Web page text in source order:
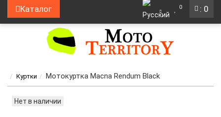
: 0
Каталог 0
Куртки Мотокуртка Macna Rendum Black
Нет в наличии